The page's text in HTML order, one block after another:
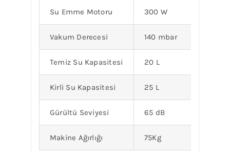
Su Emme Motoru 300 W
Vakum Derecesi 140 mbar
Temiz Su Kapasitesi 20 L
Kirli Su Kapasitesi 25 L
Gürültü Seviyesi 65 dB
Makine Ağırlığı 75Kg